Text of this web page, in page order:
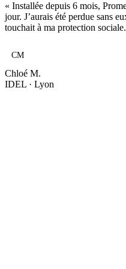
« Installée depuis 6 mois,
jour. J’aurais été perdue sans
touchait à ma protection
CM
Chloé M.
IDEL · Lyon